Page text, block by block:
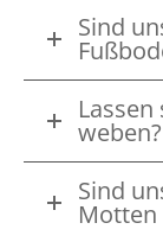
Sind
weben?
Sind
Motten